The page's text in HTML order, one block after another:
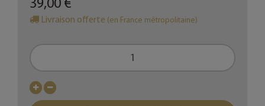
Livraison offerte (en France métropolitaine)